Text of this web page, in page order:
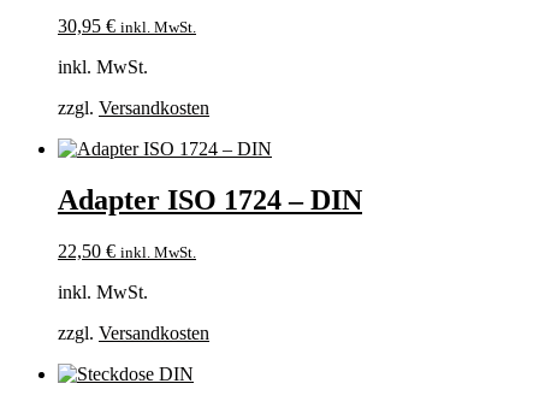
30,95 € inkl. MwSt.
inkl. MwSt.
zzgl. Versandkosten
Adapter ISO 1724 – DIN
22,50 € inkl. MwSt.
inkl. MwSt.
zzgl. Versandkosten